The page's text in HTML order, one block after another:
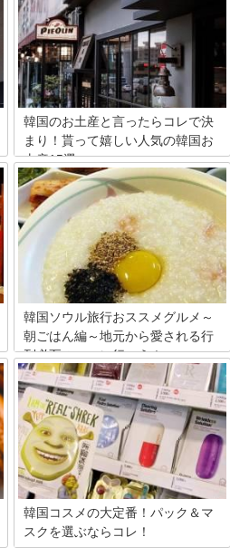
韓国のお土産と言ったらコレで決
まり！貰って嬉しい人気の韓国お
土産15選
日本からも近くて人気の海外旅行先であ
る韓国。就航している飛行機も多く、
LCCを使えば格安で行けます。韓国はグ
ルメにコスメ、ファッションなど楽しめ
るスポットがたくさん！今回はそのよう
な韓国のお土産の中から、お友達やご家
族に喜んでもらえるよりすぐりの15選を
ご紹介いたします。
韓国ソウル旅行おススメグルメ～
朝ごはん編～地元から愛される行
列必至のここに行こう！
「オソオセヨー」（いらしゃいませ）韓
国へ！韓国のあいさつは「ご飯食べ
た？」なんですよ。そこで今回は、食い
しん坊の韓国人が行列をなしてまでも食
べたいメニューにありつける名店ばかり
を集めてご紹介します。おいしくて栄養
満点、美容効果も！プルプルお肌になる
かも！？
韓国コスメの大定番！パック＆マ
スクを選ぶならコレ！